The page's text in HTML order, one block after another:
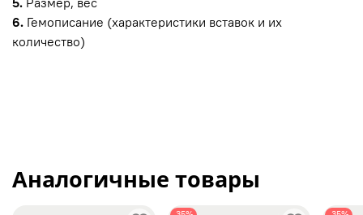
6. Гемописание (характеристики вставок и их
количество)
Аналогичные товары